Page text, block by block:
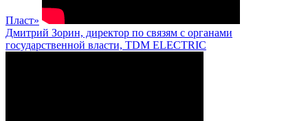
Пласт»
Дмитрий Зорин, директор по связям с органами
государственной власти, TDM ELECTRIC